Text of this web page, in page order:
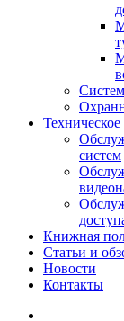
систем
Книжная
Статьи и
Новости
Контакты